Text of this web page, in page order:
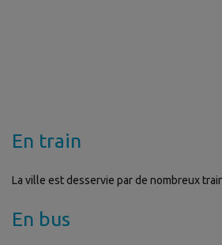
En train
La ville est desservie par de nombreux
En bus